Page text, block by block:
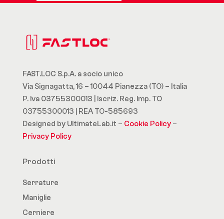
FAST.LOC S.p.A. a socio unico
Via Signagatta, 16 – 10044 Pianezza (TO) – Italia
P. Iva 03755300013 | Iscriz. Reg. Imp. TO
03755300013 | REA TO-585693
Designed by UltimateLab.it – Cookie Policy–
Privacy Policy
Prodotti
Serrature
Maniglie
Cerniere